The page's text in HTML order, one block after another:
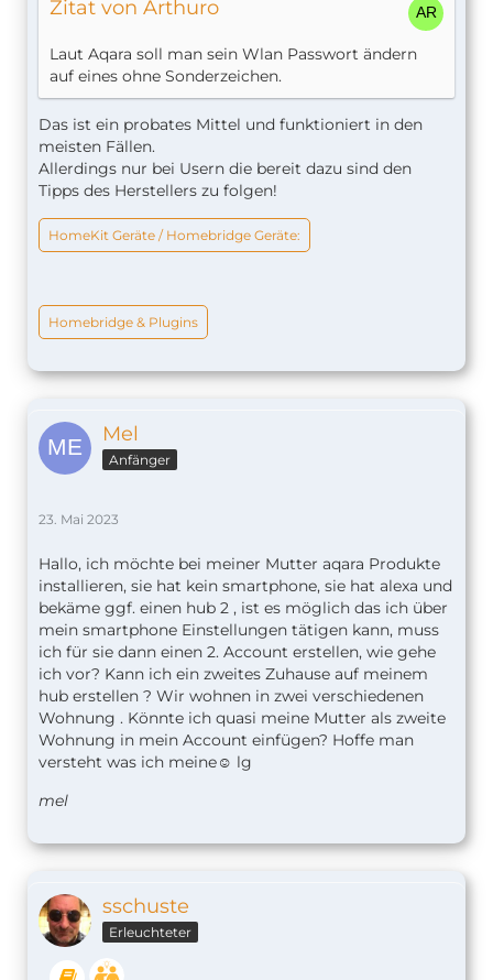
Zitat von Arthuro
Laut Aqara soll man sein Wlan Passwort ändern
auf eines ohne Sonderzeichen.
Das ist ein probates Mittel und funktioniert in den
meisten Fällen.
Allerdings nur bei Usern die bereit dazu sind den
Tipps des Herstellers zu folgen!
HomeKit Geräte / Homebridge Geräte:
Homebridge & Plugins
Mel
Anfänger
23. Mai 2023
Hallo, ich möchte bei meiner Mutter aqara Produkte
installieren, sie hat kein smartphone, sie hat alexa und
bekäme ggf. einen hub 2 , ist es möglich das ich über
mein smartphone Einstellungen tätigen kann, muss
ich für sie dann einen 2. Account erstellen, wie gehe
ich vor? Kann ich ein zweites Zuhause auf meinem
hub erstellen ? Wir wohnen in zwei verschiedenen
Wohnung . Könnte ich quasi meine Mutter als zweite
Wohnung in mein Account einfügen? Hoffe man
versteht was ich meine☺️ lg
mel
sschuste
Erleuchteter